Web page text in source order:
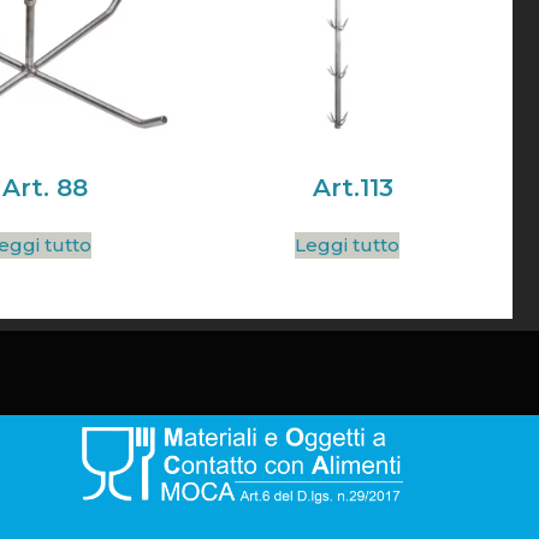
Art. 88
tutto
Art.113
Leggi tutto